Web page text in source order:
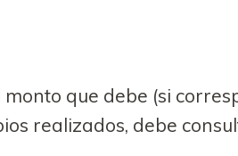
que debe (si
realizados, debe